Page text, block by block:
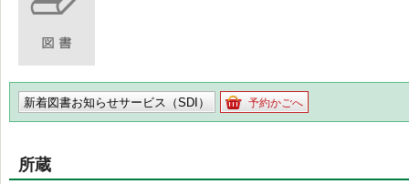
新着図書お知らせサービス（SDI） 予約かごへ
所蔵